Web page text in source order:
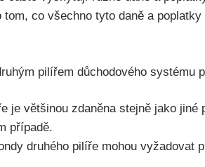
co všechno tyto daně a
pilířem důchodového systému
je většinou zdaněna stejně jako
případě.
druhého pilíře mohou vyžadovat